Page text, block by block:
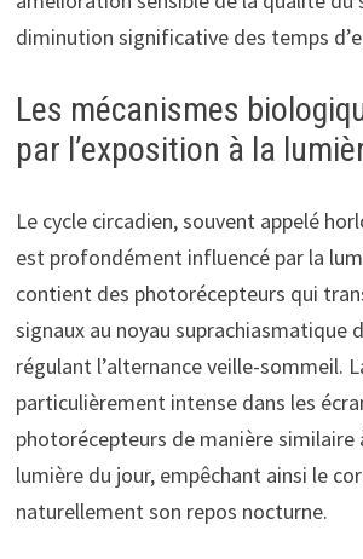
diminution significative des temps
Les mécanismes
par l’exposition à la
Le cycle circadien, souvent appelé
est profondément influencé par la
contient des photorécepteurs qui
signaux au noyau suprachiasmatique
régulant l’alternance veille-sommeil.
particulièrement intense dans les
photorécepteurs de manière similaire
lumière du jour, empêchant ainsi le
naturellement son repos nocturne.